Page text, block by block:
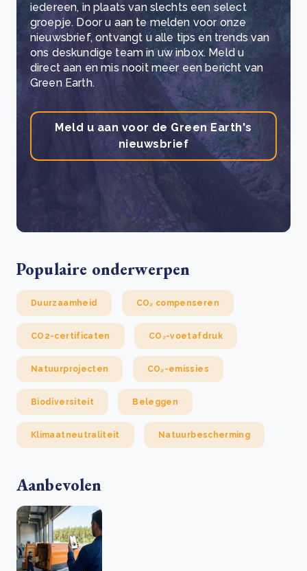
iedereen, in plaats van slechts een select
groepje. Door u aan te melden voor onze
nieuwsbrief, ontvangt u alle tips en trends van
ons deskundige team in uw inbox. Meld u
direct aan en mis nooit meer een bericht van
Green Earth.
Meld u aan voor de Green Earth's
nieuwsbrief
Populaire onderwerpen
Duurzaamheid CO₂ compenseren
CO2-certificaten CO₂-voetafdruk
Natuurprojecten CO₂-emissies
Biodiversiteit Beleggen
Klimaatneutraliteit Natuurbescherming
Aanbevolen